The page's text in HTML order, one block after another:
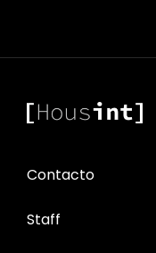
Contacto
Staff